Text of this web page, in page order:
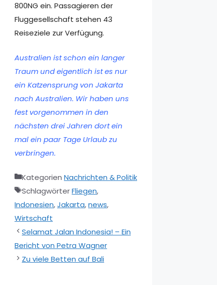
800NG ein. Passagieren der
Fluggesellschaft stehen 43
Reiseziele zur Verfügung.
Australien ist schon ein langer
Traum und eigentlich ist es nur
ein Katzensprung von Jakarta
nach Australien. Wir haben uns
fest vorgenommen in den
nächsten drei Jahren dort ein
mal ein paar Tage Urlaub zu
verbringen.
Kategorien Nachrichten & Politik
SchlagwörterFliegen,
Indonesien,Jakarta,news,
Wirtschaft
Selamat Jalan Indonesia! – Ein
Bericht von Petra Wagner
Zu viele Betten auf Bali